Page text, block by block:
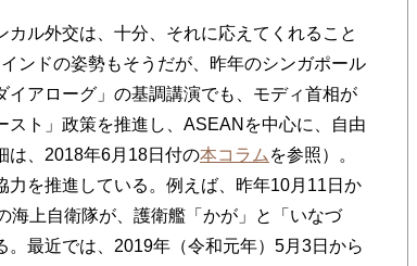
ル外交は、十分、それに応えてくれること
ンドの姿勢もそうだが、昨年のシンガポール
アローグ」の基調講演でも、モディ首相が
ト」政策を推進し、ASEANを中心に、自由
は、2018年6月18日付の本コラム を参照）。
を推進している。例えば、昨年10月11日か
海上自衛隊が、護衛艦「かが」と「いなづ
最近では、2019年（令和元年）5月3日から